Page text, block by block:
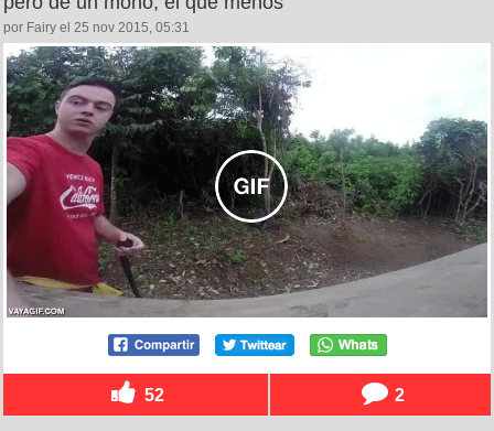
por Fairy el 25 nov 2015, 05:31
52 2